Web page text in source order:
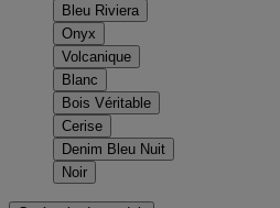
Bleu Riviera
Onyx
Volcanique
Blanc
Bois Véritable
Cerise
Denim Bleu Nuit
Noir